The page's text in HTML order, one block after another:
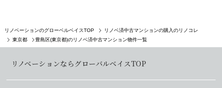
リノベーションのグローベルベイスTOP
リノベ済中古マンションの購入のリノコレ
東京都
豊島区(東京都)のリノベ済中古マンション物件一覧
リノベーションならグローバルベイスTOP